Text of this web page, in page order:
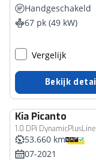
Handgeschakeld
67 pk (49 kW)
Vergelijk
Bekijk
Kia Picanto
1.0 DPi
53.660 km
07-2021